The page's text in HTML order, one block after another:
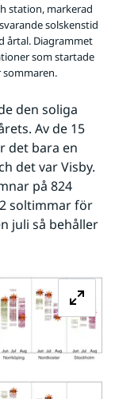
station, markerad
solskenstid
årtal. Diagrammet
som startade
sommaren.
den soliga
Av de 15
det bara en
det var Visby.
på 824
soltimmar för
juli så behåller